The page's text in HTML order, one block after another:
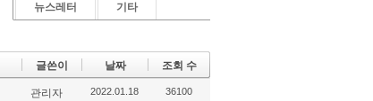
뉴스레터 기타
글쓴이 날짜 조회 수
관리자 2022.01.18 36100